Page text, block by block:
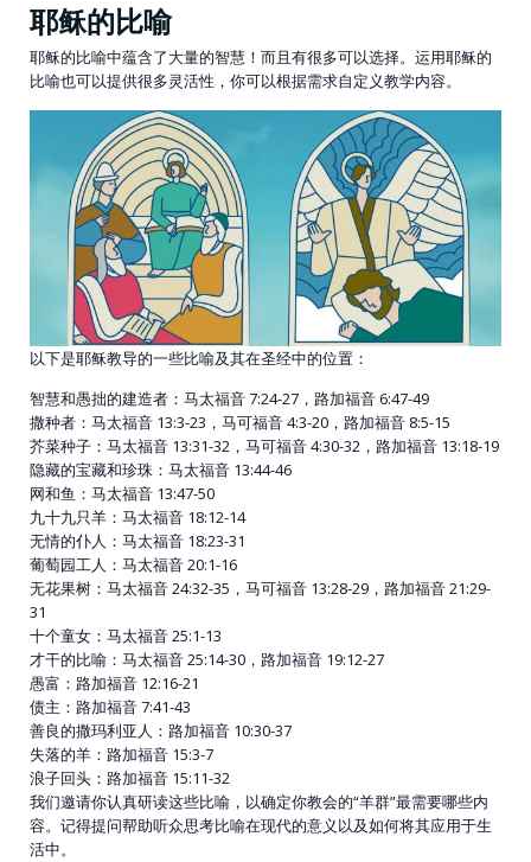
耶稣的比喻
耶稣的比喻中蕴含了大量的智慧！而且有很多可以选择。运用耶稣的
比喻也可以提供很多灵活性，你可以根据需求自定义教学内容。
以下是耶稣教导的一些比喻及其在圣经中的位置：
智慧和愚拙的建造者：马太福音 7:24-27，路加福音 6:47-49
撒种者：马太福音 13:3-23，马可福音 4:3-20，路加福音 8:5-15
芥菜种子：马太福音 13:31-32，马可福音 4:30-32，路加福音 13:18-19
隐藏的宝藏和珍珠：马太福音 13:44-46
网和鱼：马太福音 13:47-50
九十九只羊：马太福音 18:12-14
无情的仆人：马太福音 18:23-31
葡萄园工人：马太福音 20:1-16
无花果树：马太福音 24:32-35，马可福音 13:28-29，路加福音 21:29-
31
十个童女：马太福音 25:1-13
才干的比喻：马太福音 25:14-30，路加福音 19:12-27
愚富：路加福音 12:16-21
债主：路加福音 7:41-43
善良的撒玛利亚人：路加福音 10:30-37
失落的羊：路加福音 15:3-7
浪子回头：路加福音 15:11-32
我们邀请你认真研读这些比喻，以确定你教会的“羊群”最需要哪些内
容。记得提问帮助听众思考比喻在现代的意义以及如何将其应用于生
活中。